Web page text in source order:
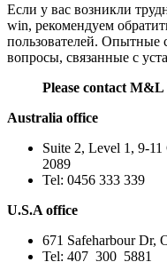
Если у вас возникли
win, рекомендуем
пользователей.
вопросы, связанные с
Please contact
Australia office
Suite 2, Level 1, 9-
2089
Tel: 0456 333 339
U.S.A office
671 Safeharbour Dr,
Tel: 407 300 5881